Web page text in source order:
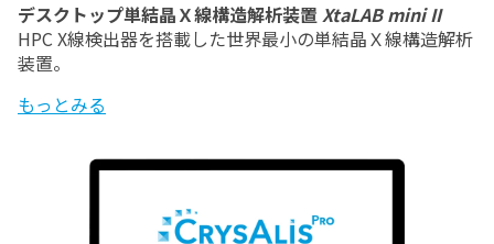
デスクトップ単結晶Ｘ線構造解析装置XtaLAB mini II
HPC X線検出器を搭載した世界最小の単結晶Ｘ線構造解析
装置。
もっとみる